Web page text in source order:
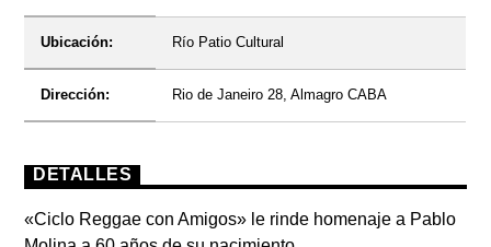
Ubicación: Río Patio Cultural
Dirección: Rio de Janeiro 28, Almagro CABA
DETALLES
«Ciclo Reggae con Amigos» le rinde homenaje a Pablo